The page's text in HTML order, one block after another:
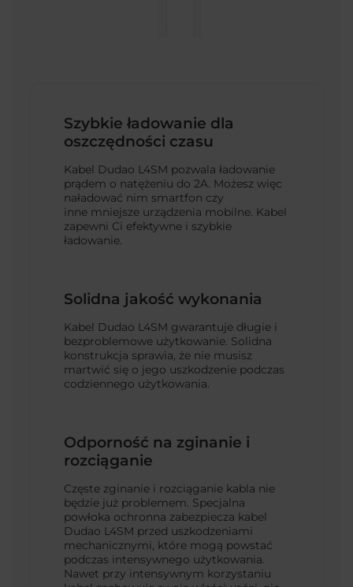
Szybkie ładowanie dla
oszczędności czasu
Kabel Dudao L4SM pozwala ładowanie
prądem o natężeniu do 2A. Możesz więc
naładować nim smartfon czy
inne mniejsze urządzenia mobilne. Kabel
zapewni Ci efektywne i szybkie
ładowanie.
Solidna jakość wykonania
Kabel Dudao L4SM gwarantuje długie i
bezproblemowe użytkowanie. Solidna
konstrukcja sprawia, że nie musisz
martwić się o jego uszkodzenie podczas
codziennego użytkowania.
Odporność na zginanie i
rozciąganie
Częste zginanie i rozciąganie kabla nie
będzie już problemem. Specjalna
powłoka ochronna zabezpiecza kabel
Dudao L4SM przed uszkodzeniami
mechanicznymi, które mogą powstać
podczas intensywnego użytkowania.
Nawet przy intensywnym korzystaniu